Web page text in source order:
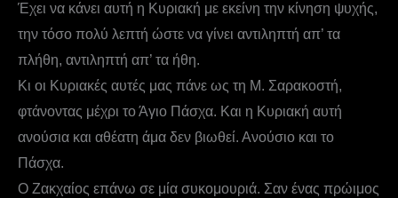
Έχει να κάνει αυτή η Κυριακή με εκείνη την κίνηση ψυχής,
την τόσο πολύ λεπτή ώστε να γίνει αντιληπτή απ’ τα
πλήθη, αντιληπτή απ’ τα ήθη.
Κι οι Κυριακές αυτές μας πάνε ως τη Μ. Σαρακοστή,
φτάνοντας μέχρι το Άγιο Πάσχα. Και η Κυριακή αυτή
ανούσια και αθέατη άμα δεν βιωθεί. Ανούσιο και το
Πάσχα.
Ο Ζακχαίος επάνω σε μία συκομουριά. Σαν ένας πρώιμος